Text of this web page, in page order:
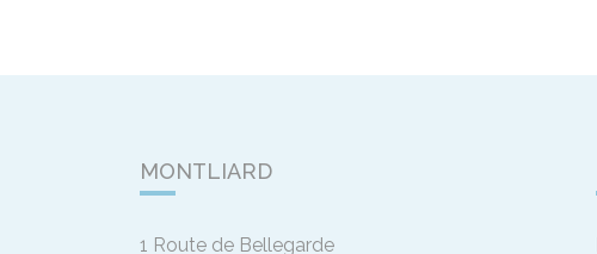
MONTLIARD
1 Route de Bellegarde